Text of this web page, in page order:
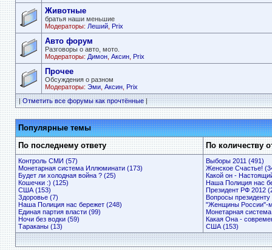
Животные
братья наши меньшие
Модераторы: Леший, Prix
Авто форум
Разговоры о авто, мото.
Модераторы: Димон, Аксин, Prix
Прочее
Обсуждения о разном
Модераторы: Эми, Аксин, Prix
|Отметить все форумы как прочтённые|
Популярные темы
По последнему ответу
По количеству
Контроль СМИ (57)
Монетарная система Иллюминати (173)
Будет ли холодная война ? (25)
Кошечки :) (125)
США (153)
Здоровье (7)
Наша Полиция нас бережет (248)
Единая партия власти (99)
Ночи без водки (59)
Тараканы (13)
Выборы 2011 (491)
Женское Счастье!
Какой он -
Наша Полиция нас
Президент РФ 2012
Вопросы
"Женщины России"-
Монетарная
Какая Она -
США (153)